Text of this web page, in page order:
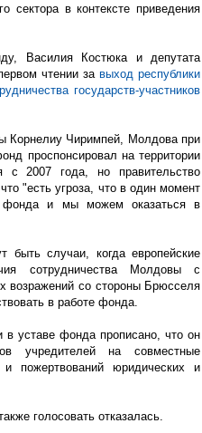
сектора в контексте приведения
Василия Костюка и депутата
чтении завыход республики
государств‑участников
Корнелиу Чиримпей, Молдова при
проспонсировал на территории
с 2007 года, но правительство
"есть угроза, что в один момент
фонда и мы можем оказаться в
быть случаи, когда европейские
сотрудничества Молдовы с
возражений со стороны Брюсселя
в работе фонда.
уставе фонда прописано, что он
учредителей на совместные
пожертвований юридических и
голосовать отказалась.